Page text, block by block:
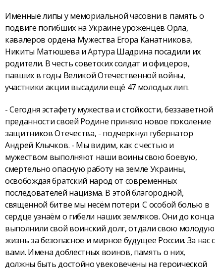
Именные липы у мемориальной часовни в память о
подвиге погибших на Украине уроженцев Орла,
кавалеров ордена Мужества Егора Канатникова,
Никиты Матюшева и Артура Шадрина посадили их
родители. В честь советских солдат и офицеров,
павших в годы Великой Отечественной войны,
участники акции высадили ещё 47 молодых лип.
- Сегодня эстафету мужества и стойкости, беззаветной
преданности своей Родине приняло новое поколение
защитников Отечества, - подчеркнул губернатор
Андрей Клычков. - Мы видим, как с честью и
мужеством выполняют наши воины свою боевую,
смертельно опасную работу на земле Украины,
освобождая братский народ от современных
последователей нацизма. В этой благородной,
священной битве мы несём потери. С особой болью в
сердце узнаём о гибели наших земляков. Они до конца
выполнили свой воинский долг, отдали свою молодую
жизнь за безопасное и мирное будущее России. За нас с
вами. Имена доблестных воинов, память о них,
должны быть достойно увековечены на героической